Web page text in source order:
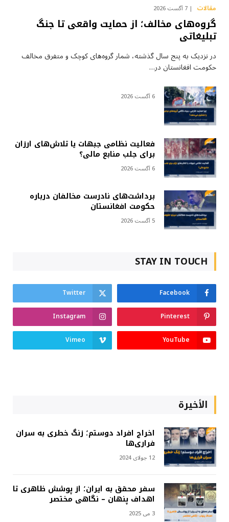
مقالات 7 آگست 2026
گروه‌های مخالف؛ از حمایت واقعی تا جنگ
تبلیغاتی
در نزدیک به پنج سال گذشته، شمار گروه‌های کوچک و متفرق مخالف
حکومت افغانستان در…
6 آگست 2026
فعالیت نظامی جبهات یا تلاش‌های ارزان
برای جلب منابع مالی؟
6 آگست 2026
برداشت‌های نادرست مخالفان درباره
حکومت افغانستان
5 آگست 2026
STAY IN TOUCH
Facebook
Twitter
Pinterest
Instagram
YouTube
Vimeo
الأخيرة
اخراج افراد دوستم؛ زنگ خطری به سران
فراری‌ها
12 جولای 2024
سفر محقق به ایران؛ از پوشش ظاهری تا
اهداف پنهان – نگاهی مختصر
3 می 2025